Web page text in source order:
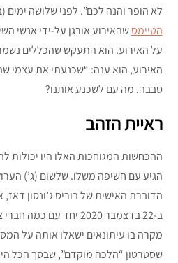
לא הופר והנה לכם”. לפני שלושה ימים
הטיימסשהאירוע אורגן על-ידי אנשי
על האירוע. הוא התעקש שהכללים
האירוע, הוא ענה: “שכנעתי את עצמי
סבבה. מה עם לשכנע אותנו?
ראיית הזהב
הגיע עם חשיפה משלו. שלשום (ג’)
הדוברת האישית של בוריס ג’ונסון
מקרה בו עיתונאים ישאלו אותה על
שסטרטון “הלכה מוקדם”, שבסך הכל היה